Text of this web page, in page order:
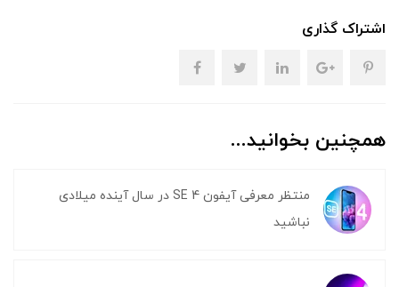
اشتراک گذاری
همچنین بخوانید...
منتظر معرفی آیفون SE 4 در سال آینده میلادی
نباشید